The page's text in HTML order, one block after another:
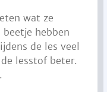
wat ze
beetje hebben
de les veel
lesstof beter.